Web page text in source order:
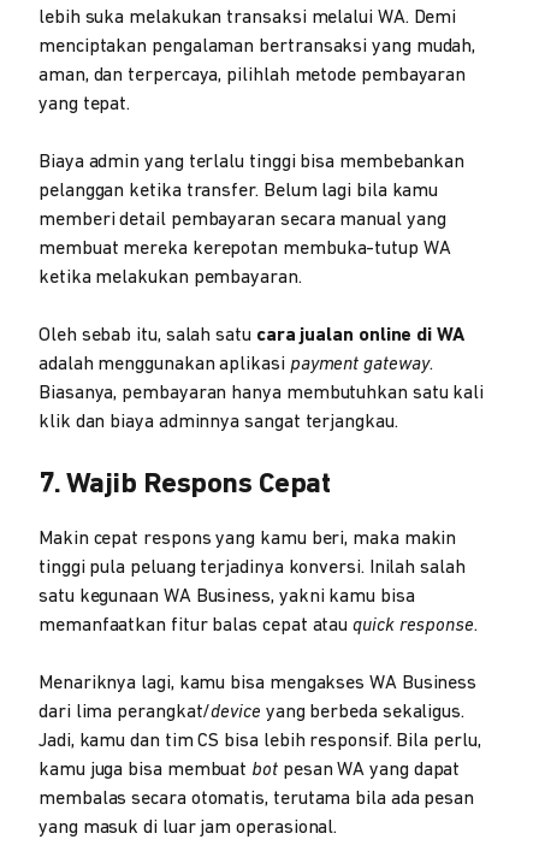
lebih suka melakukan transaksi melalui WA. Demi
menciptakan pengalaman bertransaksi yang mudah,
aman, dan terpercaya, pilihlah metode pembayaran
yang tepat.
Biaya admin yang terlalu tinggi bisa membebankan
pelanggan ketika transfer. Belum lagi bila kamu
memberi detail pembayaran secara manual yang
membuat mereka kerepotan membuka-tutup WA
ketika melakukan pembayaran.
Oleh sebab itu, salah satu cara jualan online di WA
adalah menggunakan aplikasi payment gateway.
Biasanya, pembayaran hanya membutuhkan satu kali
klik dan biaya adminnya sangat terjangkau.
7. Wajib Respons Cepat
Makin cepat respons yang kamu beri, maka makin
tinggi pula peluang terjadinya konversi. Inilah salah
satu kegunaan WA Business, yakni kamu bisa
memanfaatkan fitur balas cepat atauquick response.
Menariknya lagi, kamu bisa mengakses WA Business
dari lima perangkat/device yang berbeda sekaligus.
Jadi, kamu dan tim CS bisa lebih responsif. Bila perlu,
kamu juga bisa membuat botpesan WA yang dapat
membalas secara otomatis, terutama bila ada pesan
yang masuk di luar jam operasional.